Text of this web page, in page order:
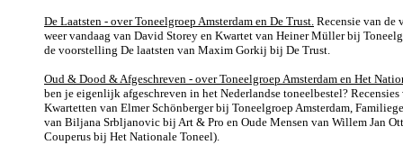
De Laatsten - over Toneelgroep Amsterdam en De Trust. Recensie van
weer vandaag van David Storey en Kwartet van Heiner Müller bij
de voorstelling De laatsten van Maxim Gorkij bij De Trust.
Oud & Dood & Afgeschreven - over Toneelgroep Amsterdam en Het
ben je eigenlijk afgeschreven in het Nederlandse toneelbestel?
Kwartetten van Elmer Schönberger bij Toneelgroep Amsterdam,
van Biljana Srbljanovic bij Art & Pro en Oude Mensen van Willem Jan
Couperus bij Het Nationale Toneel).